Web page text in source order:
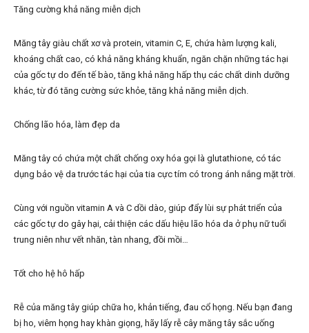
Tăng cường khả năng miễn dịch
Măng tây giàu chất xơ và protein, vitamin C, E, chứa hàm lượng kali,
khoáng chất cao, có khả năng kháng khuẩn, ngăn chặn những tác hại
của gốc tự do đến tế bào, tăng khả năng hấp thụ các chất dinh dưỡng
khác, từ đó tăng cường sức khỏe, tăng khả năng miễn dịch.
Chống lão hóa, làm đẹp da
Măng tây có chứa một chất chống oxy hóa gọi là glutathione, có tác
dụng bảo vệ da trước tác hại của tia cực tím có trong ánh nắng mặt trời.
Cùng với nguồn vitamin A và C dồi dào, giúp đẩy lùi sự phát triển của
các gốc tự do gây hại, cải thiện các dấu hiệu lão hóa da ở phụ nữ tuổi
trung niên như vết nhăn, tàn nhang, đồi mồi…
Tốt cho hệ hô hấp
Rễ của măng tây giúp chữa ho, khản tiếng, đau cổ họng. Nếu bạn đang
bị ho, viêm họng hay khàn giọng, hãy lấy rễ cây măng tây sắc uống